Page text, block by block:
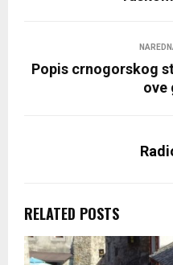
Popis crnogorskog
ove
RELATED POSTS